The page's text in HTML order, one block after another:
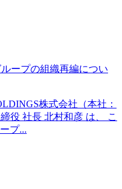
ープの組織再編につい
株式会社（本社：
役 社長 北村和彦 は、 こ
プ...